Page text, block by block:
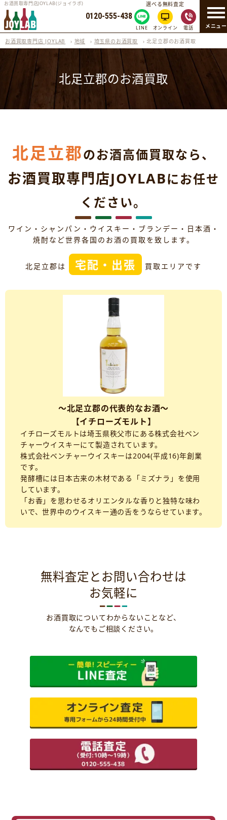
メニュー
お酒買取専門店JOYLAB(ジョイラボ)
0120-555-438
選べる無料査定
LINE オンライン 電話
お酒買取専門店 JOYLAB › 地域 › 埼玉県のお酒買取 ›北足立郡のお酒買取
北足立郡のお酒買取
北足立郡のお酒高価買取なら、
お酒買取専門店JOYLABにお任せ
ください。
ワイン・シャンパン・ウイスキー・ブランデー・日本酒・
焼酎など世界各国のお酒の買取を致します。
北足立郡は 宅配・出張 買取エリアです
～北足立郡の代表的なお酒～
【イチローズモルト】
イチローズモルトは埼玉県秩父市にある株式会社ベン
チャーウイスキーにて製造されています。
株式会社ベンチャーウイスキーは2004(平成16)年創業
です。
発酵槽には日本古来の木材である「ミズナラ」を使用
しています。
「お香」を思わせるオリエンタルな香りと独特な味わ
いで、世界中のウイスキー通の舌をうならせています。
無料査定とお問い合わせは
お気軽に
お酒買取についてわからないことなど、
なんでもご相談ください。